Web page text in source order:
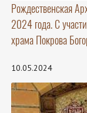
Рождественская
2024 года. С
храма Покрова
10.05.2024